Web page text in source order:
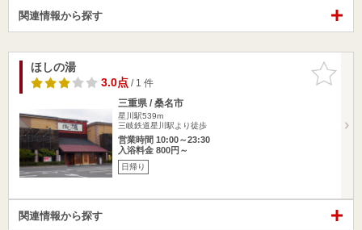
関連情報から探す
お気に入
りに追加
ほしの湯
3.0点/ 1 件
三重県 / 桑名市
星川駅539m
三岐鉄道星川駅より徒歩
営業時間 10:00～23:30
入浴料金 800円～
日帰り
関連情報から探す